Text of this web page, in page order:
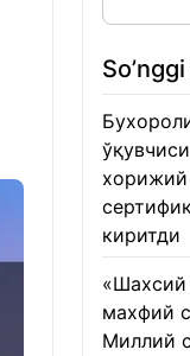
киритди
«Шахсий
махфий
Миллий